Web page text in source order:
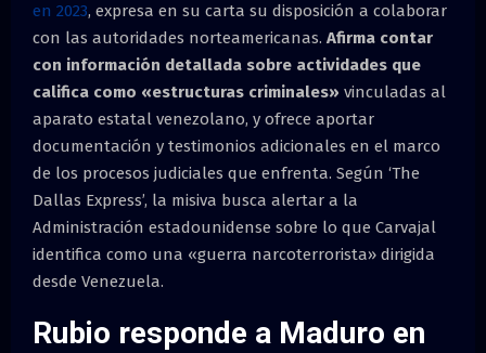
en 2023, expresa en su carta su disposición a colaborar
con las autoridades norteamericanas. Afirma contar
con información detallada sobre actividades que
califica como «estructuras criminales» vinculadas al
aparato estatal venezolano, y ofrece aportar
documentación y testimonios adicionales en el marco
de los procesos judiciales que enfrenta. Según ‘The
Dallas Express’, la misiva busca alertar a la
Administración estadounidense sobre lo que Carvajal
identifica como una «guerra narcoterrorista» dirigida
desde Venezuela.
Rubio responde a Maduro en